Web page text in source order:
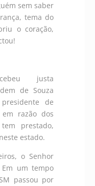
sem saber
tema do
o coração,
justa
de Souza
de
razão dos
prestado,
estado.
o Senhor
um tempo
passou por